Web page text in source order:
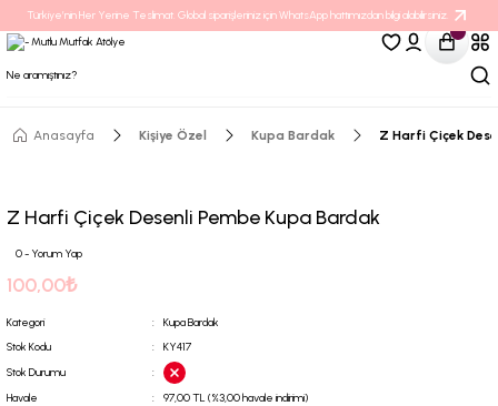
Türkiye’nin Her Yerine Teslimat. Global siparişleriniz için WhatsApp hattımızdan bilgi alabilirsiniz.
Anasayfa Kişiye Özel Kupa Bardak Z Harfi Çiçek
Z Harfi Çiçek Desenli Pembe Kupa Bardak
0 - Yorum Yap
100,00₺
Kategori
Kupa Bardak
Stok Kodu
KY417
Stok Durumu
Havale
97,00 TL (%3,00 havale indirimi)